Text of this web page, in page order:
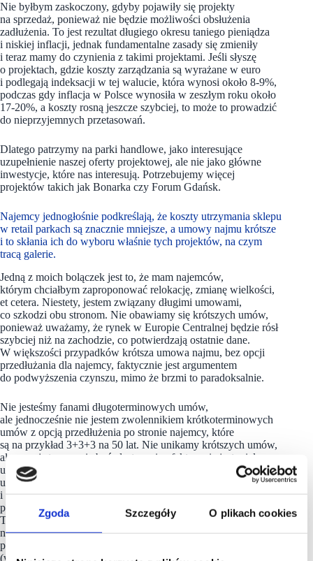
Zgoda Szczegóły O plikach cookies
Nie byłbym zaskoczony, gdyby pojawiły się projekty
na sprzedaż, ponieważ nie będzie możliwości obsłużenia
zadłużenia. To jest rezultat długiego okresu taniego pieniądza
i niskiej inflacji, jednak fundamentalne zasady się zmieniły
i teraz mamy do czynienia z takimi projektami. Jeśli słyszę
o projektach, gdzie koszty zarządzania są wyrażane w euro
i podlegają indeksacji w tej walucie, która wynosi około 8-9%,
podczas gdy inflacja w Polsce wynosiła w zeszłym roku około
17-20%, a koszty rosną jeszcze szybciej, to może to prowadzić
do nieprzyjemnych przetasowań.
Dlatego patrzymy na parki handlowe, jako interesujące
uzupełnienie naszej oferty projektowej, ale nie jako główne
inwestycje, które nas interesują. Potrzebujemy więcej
projektów takich jak Bonarka czy Forum Gdańsk.
Najemcy jednogłośnie podkreślają, że koszty utrzymania sklepu
w retail parkach są znacznie mniejsze, a umowy najmu krótsze
i to skłania ich do wyboru właśnie tych projektów, na czym
tracą galerie.
Jedną z moich bolączek jest to, że mam najemców,
którym chciałbym zaproponować relokację, zmianę wielkości,
et cetera. Niestety, jestem związany długimi umowami,
co szkodzi obu stronom. Nie obawiamy się krótszych umów,
ponieważ uważamy, że rynek w Europie Centralnej będzie rósł
szybciej niż na zachodzie, co potwierdzają ostatnie dane.
W większości przypadków krótsza umowa najmu, bez opcji
przedłużania dla najemcy, faktycznie jest argumentem
do podwyższenia czynszu, mimo że brzmi to paradoksalnie.
Nie jesteśmy fanami długoterminowych umów,
ale jednocześnie nie jestem zwolennikiem krótkoterminowych
umów z opcją przedłużenia po stronie najemcy, które
są na przykład 3+3+3 na 50 lat. Nie unikamy krótszych umów,
ale raczej staramy się być elastyczni, a faktycznie jest wiele
umów krótszych, które teraz się kończą. W czasie pandemii
umowy były zawierane na krótszy okres, ponieważ najemcy
i właściciele nie wiedzieli, co się wydarzy, więc lepiej było
podpisać umowę na krótki czas i obserwować, co będzie dalej.
Teraz, po trzech latach od początku pandemii,
nie tylko zmniejszyliśmy poziom pustostanów, ale też
przekroczyliśmy wskaźniki indeksacyjne w 2022 roku o 8,7%
(wyrażone w euro). To świadczy o sile tego rynku.